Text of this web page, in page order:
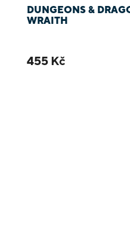
DUNGEONS &
WRAITH
455 Kč